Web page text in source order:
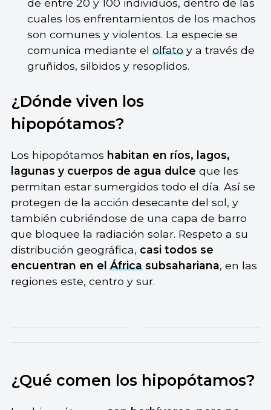
de entre 20 y 100 individuos, dentro de las
cuales los enfrentamientos de los machos
son comunes y violentos. La especie se
comunica mediante elolfatoy a través de
gruñidos, silbidos y resoplidos.
¿Dónde viven los
hipopótamos?
Los hipopótamos habitan en ríos, lagos,
lagunas y cuerpos de agua dulce que les
permitan estar sumergidos todo el día. Así se
protegen de la acción desecante del sol, y
también cubriéndose de una capa de barro
que bloquee la radiación solar. Respeto a su
distribución geográfica, casi todos se
encuentran en elÁfricasubsahariana, en las
regiones este, centro y sur.
¿Qué comen los hipopótamos?